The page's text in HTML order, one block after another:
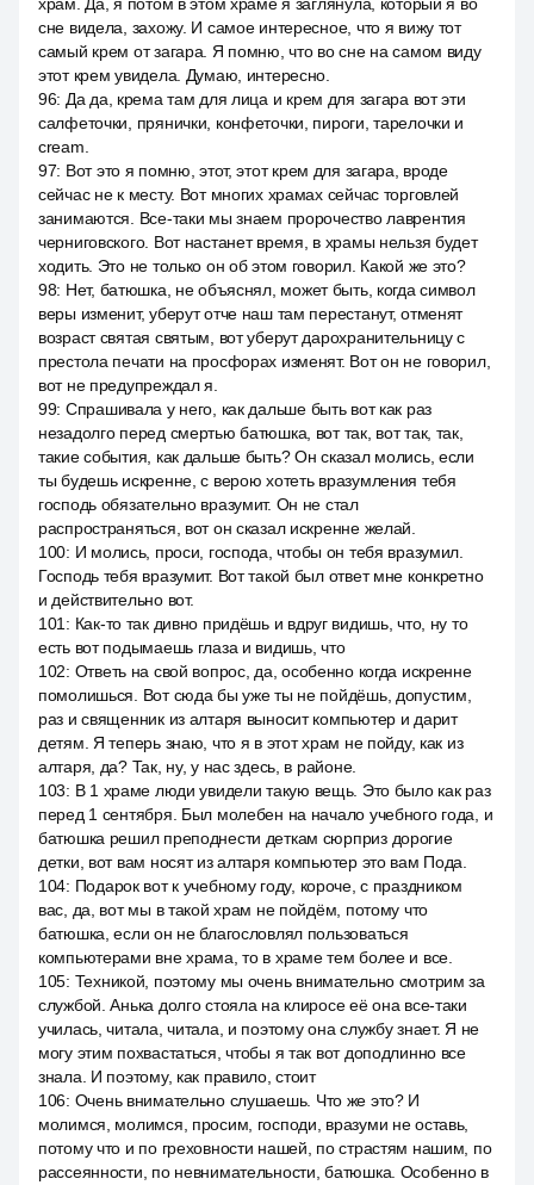
сне видела, захожу. И самое интересное, что я вижу тот
самый крем от загара. Я помню, что во сне на самом виду
этот крем увидела. Думаю, интересно.
96: Да да, крема там для лица и крем для загара вот эти
салфеточки, прянички, конфеточки, пироги, тарелочки и
cream.
97: Вот это я помню, этот, этот крем для загара, вроде
сейчас не к месту. Вот многих храмах сейчас торговлей
занимаются. Все-таки мы знаем пророчество лаврентия
черниговского. Вот настанет время, в храмы нельзя будет
ходить. Это не только он об этом говорил. Какой же это?
98: Нет, батюшка, не объяснял, может быть, когда символ
веры изменит, уберут отче наш там перестанут, отменят
возраст святая святым, вот уберут дарохранительницу с
престола печати на просфорах изменят. Вот он не говорил,
вот не предупреждал я.
99: Спрашивала у него, как дальше быть вот как раз
незадолго перед смертью батюшка, вот так, вот так, так,
такие события, как дальше быть? Он сказал молись, если
ты будешь искренне, с верою хотеть вразумления тебя
господь обязательно вразумит. Он не стал
распространяться, вот он сказал искренне желай.
100: И молись, проси, господа, чтобы он тебя вразумил.
Господь тебя вразумит. Вот такой был ответ мне конкретно
и действительно вот.
101 : Как-то так дивно придёшь и вдруг видишь, что, ну то
есть вот подымаешь глаза и видишь, что
102: Ответь на свой вопрос, да, особенно когда искренне
помолишься. Вот сюда бы уже ты не пойдёшь, допустим,
раз и священник из алтаря выносит компьютер и дарит
детям. Я теперь знаю, что я в этот храм не пойду, как из
алтаря, да? Так, ну, у нас здесь, в районе.
103: В 1 храме люди увидели такую вещь. Это было как раз
перед 1 сентября. Был молебен на начало учебного года, и
батюшка решил преподнести деткам сюрприз дорогие
детки, вот вам носят из алтаря компьютер это вам Пода.
104: Подарок вот к учебному году, короче, с праздником
вас, да, вот мы в такой храм не пойдём, потому что
батюшка, если он не благословлял пользоваться
компьютерами вне храма, то в храме тем более и все.
105: Техникой, поэтому мы очень внимательно смотрим за
службой. Анька долго стояла на клиросе её она все-таки
училась, читала, читала, и поэтому она службу знает. Я не
могу этим похвастаться, чтобы я так вот доподлинно все
знала. И поэтому, как правило, стоит
106: Очень внимательно слушаешь. Что же это? И
молимся, молимся, просим, господи, вразуми не оставь,
потому что и по греховности нашей, по страстям нашим, по
рассеянности, по невнимательности, батюшка. Особенно в